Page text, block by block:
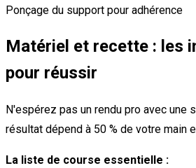
Ponçage du support pour adhérence
Matériel et recette : les
pour réussir
N'espérez pas un rendu pro avec une
résultat dépend à 50 % de votre main
La liste de course essentielle :